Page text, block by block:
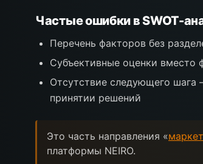
Частые ошибки в SWOT-
Перечень факторов без
Субъективные оценки вместо
Отсутствие следующего
принятии решений
Это часть направления «
платформы NEIRO.